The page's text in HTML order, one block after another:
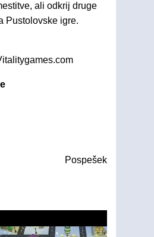
ali odkrij druge
Pustolovske igre.
Pospešek